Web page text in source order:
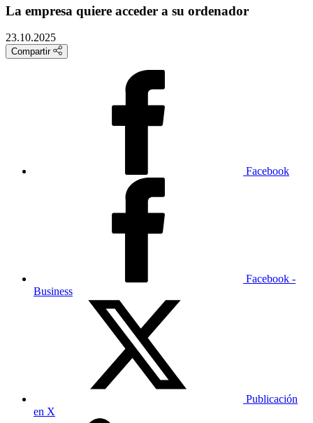
La empresa quiere acceder a su ordenador
23.10.2025
Compartir
Facebook
Facebook -
Business
Publicación
en X